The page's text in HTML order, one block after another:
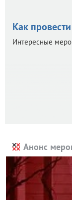
Как
Интересные
Анонс